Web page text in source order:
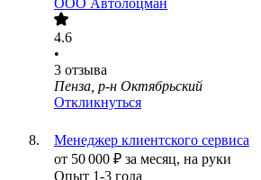
ООО Автолоцман
4.6
•
3 отзыва
Пенза, р-н Октябрьский
Откликнуться
Менеджер клиентского сервиса
от 50 000 ₽ за месяц, на руки
Опыт 1-3 года